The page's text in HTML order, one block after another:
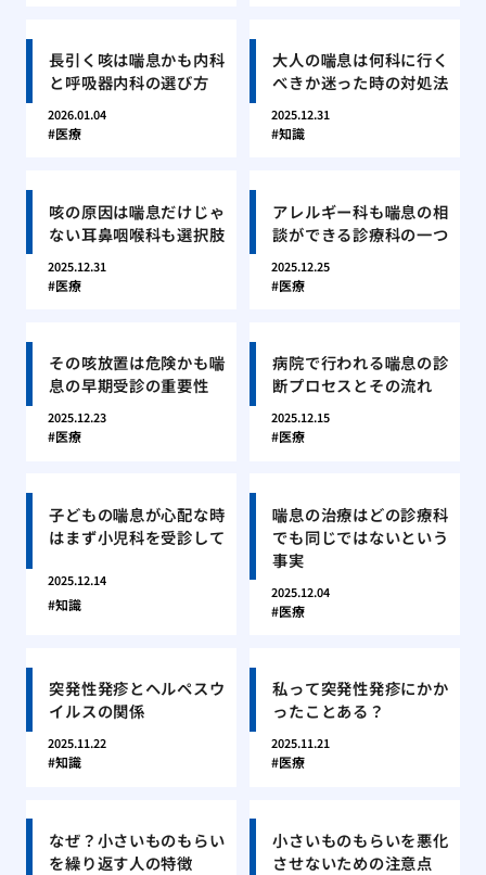
長引く咳は喘息かも内科
と呼吸器内科の選び方
2026.01.04
医療
大人の喘息は何科に行く
べきか迷った時の対処法
2025.12.31
知識
咳の原因は喘息だけじゃ
ない耳鼻咽喉科も選択肢
2025.12.31
医療
アレルギー科も喘息の相
談ができる診療科の一つ
2025.12.25
医療
その咳放置は危険かも喘
息の早期受診の重要性
2025.12.23
医療
病院で行われる喘息の診
断プロセスとその流れ
2025.12.15
医療
子どもの喘息が心配な時
はまず小児科を受診して
2025.12.14
知識
喘息の治療はどの診療科
でも同じではないという
事実
2025.12.04
医療
突発性発疹とヘルペスウ
イルスの関係
2025.11.22
知識
私って突発性発疹にかか
ったことある？
2025.11.21
医療
なぜ？小さいものもらい
を繰り返す人の特徴
小さいものもらいを悪化
させないための注意点